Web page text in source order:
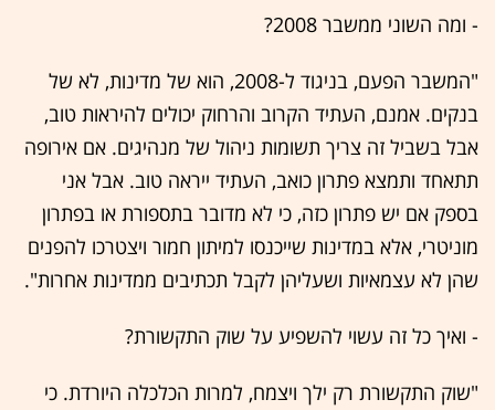
- ומה השוני ממשבר 2008?
"המשבר הפעם, בניגוד ל-2008, הוא של מדינות, לא של
בנקים. אמנם, העתיד הקרוב והרחוק יכולים להיראות טוב,
אבל בשביל זה צריך תשומות ניהול של מנהיגים. אם אירופה
תתאחד ותמצא פתרון כואב, העתיד ייראה טוב. אבל אני
בספק אם יש פתרון כזה, כי לא מדובר בתספורת או בפתרון
מוניטרי, אלא במדינות שייכנסו למיתון חמור ויצטרכו להפנים
שהן לא עצמאיות ושעליהן לקבל תכתיבים ממדינות אחרות".
- ואיך כל זה עשוי להשפיע על שוק התקשורת?
"שוק התקשורת רק ילך ויצמח, למרות הכלכלה היורדת. כי